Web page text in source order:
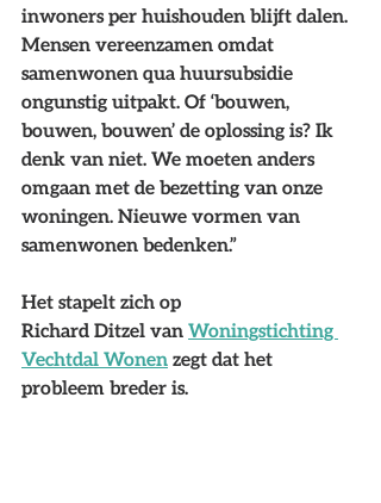
inwoners per huishouden blijft dalen.
Mensen vereenzamen omdat
samenwonen qua huursubsidie
ongunstig uitpakt. Of ‘bouwen,
bouwen, bouwen’ de oplossing is? Ik
denk van niet. We moeten anders
omgaan met de bezetting van onze
woningen. Nieuwe vormen van
samenwonen bedenken.”
Het stapelt zich op
Richard Ditzel van Woningstichting
Vechtdal Wonen zegt dat het
probleem breder is.